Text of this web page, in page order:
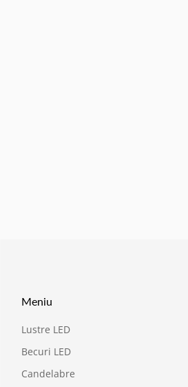
Meniu
Lustre LED
Becuri LED
Candelabre